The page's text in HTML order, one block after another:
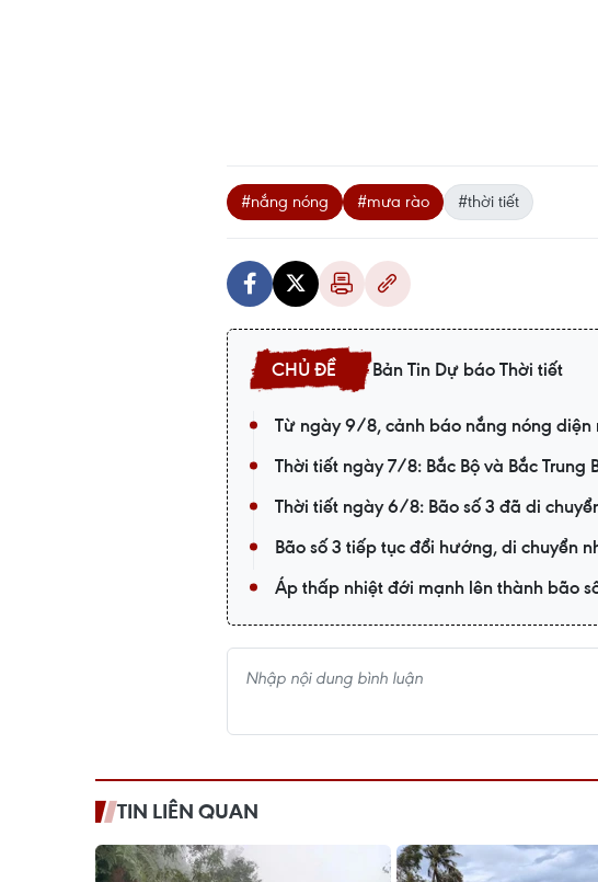
#nắng nóng #mưa rào #thời tiết
Bản Tin Dự báo Thời tiết
Từ ngày 9/8, cảnh báo nắng nóng diện
Thời tiết ngày 7/8: Bắc Bộ và Bắc
Thời tiết ngày 6/8: Bão số 3 đã di
Bão số 3 tiếp tục đổi hướng, di chuyển
Áp thấp nhiệt đới mạnh lên thành bão
TIN LIÊN QUAN